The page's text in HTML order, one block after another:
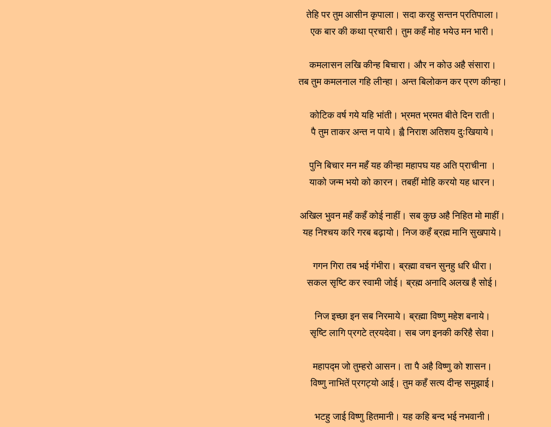
तेहि पर तुम आसीन कृपाला। सदा करहु सन्तन प्रतिपाला।
एक बार की कथा प्रचारी। तुम कहँ मोह भयेउ मन भारी।
कमलासन लखि कीन्ह बिचारा। और न कोउ अहै संसारा।
तब तुम कमलनाल गहि लीन्हा। अन्त बिलोकन कर प्रण कीन्हा।
कोटिक वर्ष गये यहि भांती। भ्रमत भ्रमत बीते दिन राती।
पै तुम ताकर अन्त न पाये। ह्वै निराश अतिशय दुःखियाये।
पुनि बिचार मन महँ यह कीन्हा महापघ यह अति प्राचीना ।
याको जन्म भयो को कारन। तबहीं मोहि करयो यह धारन।
अखिल भुवन महँ कहँ कोई नाहीं। सब कुछ अहै निहित मो माहीं।
यह निश्चय करि गरब बढ़ायो। निज कहँ ब्रह्म मानि सुखपाये।
गगन गिरा तब भई गंभीरा। ब्रह्मा वचन सुनहु धरि धीरा।
सकल सृष्टि कर स्वामी जोई। ब्रह्म अनादि अलख है सोई।
निज इच्छा इन सब निरमाये। ब्रह्मा विष्णु महेश बनाये।
सृष्टि लागि प्रगटे त्रयदेवा। सब जग इनकी करिहै सेवा।
महापद्म जो तुम्हरो आसन। ता पै अहै विष्णु को शासन।
विष्णु नाभितें प्रगट्यो आई। तुम कहँ सत्य दीन्ह समुझाई।
भटहु जाई विष्णु हितमानी। यह कहि बन्द भई नभवानी।